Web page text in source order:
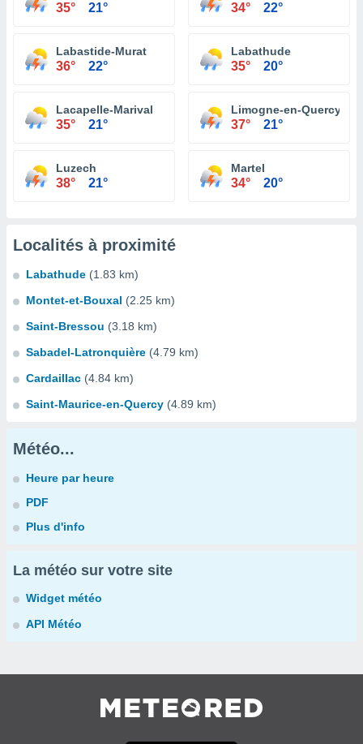
35° 21° 34° 22°
Labastide-Murat
36° 22°
Labathude
35° 20°
Lacapelle-Marival
35° 21°
Limogne-en-Quercy
37° 21°
Luzech
38° 21°
Martel
34° 20°
Localités à proximité
Labathude (1.83 km)
Montet-et-Bouxal (2.25 km)
Saint-Bressou (3.18 km)
Sabadel-Latronquière (4.79 km)
Cardaillac (4.84 km)
Saint-Maurice-en-Quercy (4.89 km)
Météo...
Heure par heure
PDF
Plus d'info
La météo sur votre site
Widget météo
API Météo